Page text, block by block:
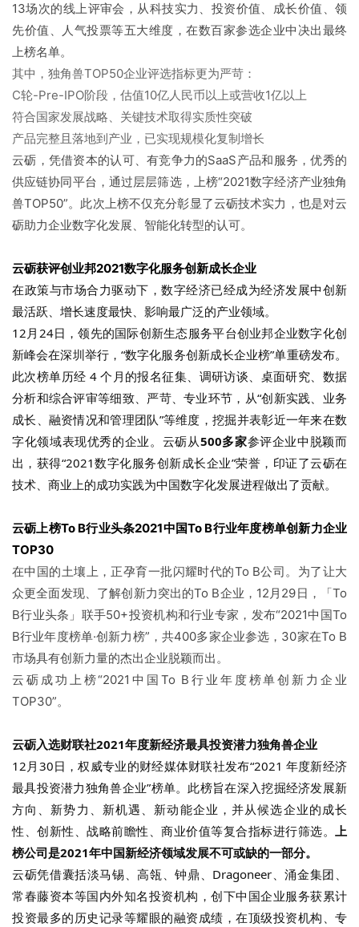
13场次的线上评审会，从科技实力、投资价值、成长价值、领
先价值、人气投票等五大维度，在数百家参选企业中决出最终
上榜名单。
其中，独角兽TOP50企业评选指标更为严苛：
C轮-Pre-IPO阶段，估值10亿人民币以上或营收1亿以上
符合国家发展战略、关键技术取得实质性突破
产品完整且落地到产业，已实现规模化复制增长
云砺，凭借资本的认可、有竞争力的SaaS产品和服务，优秀的
供应链协同平台，通过层层筛选，上榜“2021数字经济产业独角
兽TOP50”。此次上榜不仅充分彰显了云砺技术实力，也是对云
砺助力企业数字化发展、智能化转型的认可。
云砺获评创业邦2021数字化服务创新成长企业
在政策与市场合力驱动下，数字经济已经成为经济发展中创新
最活跃、增长速度最快、影响最广泛的产业领域。
12月24日，领先的国际创新生态服务平台创业邦企业数字化创
新峰会在深圳举行，“数字化服务创新成长企业榜”单重磅发布。
此次榜单历经 4 个月的报名征集、调研访谈、桌面研究、数据
分析和综合评审等细致、严苛、专业环节，从“创新实践、业务
成长、融资情况和管理团队”等维度，挖掘并表彰近一年来在数
字化领域表现优秀的企业。云砺从500多家参评企业中脱颖而
出，获得“2021数字化服务创新成长企业”荣誉，印证了云砺在
技术、商业上的成功实践为中国数字化发展进程做出了贡献。
云砺上榜To B行业头条2021中国To B行业年度榜单创新力企业
TOP30
在中国的土壤上，正孕育一批闪耀时代的To B公司。为了让大
众更全面发现、了解创新力突出的To B企业，12月29日，「To
B行业头条」联手50+投资机构和行业专家，发布“2021中国To
B行业年度榜单·创新力榜”，共400多家企业参选，30家在To B
市场具有创新力量的杰出企业脱颖而出。
云砺成功上榜“2021中国To B行业年度榜单创新力企业
TOP30”。
云砺入选财联社2021年度新经济最具投资潜力独角兽企业
12月30日，权威专业的财经媒体财联社发布“2021 年度新经济
最具投资潜力独角兽企业”榜单。此榜旨在深入挖掘经济发展新
方向、新势力、新机遇、新动能企业，并从候选企业的成长
性、创新性、战略前瞻性、商业价值等复合指标进行筛选。 上
榜公司是2021年中国新经济领域发展不可或缺的一部分。
云砺凭借囊括淡马锡、高瓴、钟鼎、Dragoneer、涌金集团、
常春藤资本等国内外知名投资机构，创下中国企业服务获累计
投资最多的历史记录等耀眼的融资成绩，在顶级投资机构、专